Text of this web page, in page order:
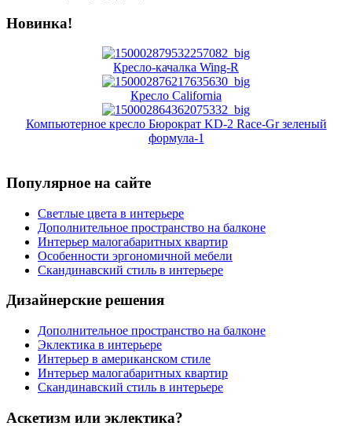
Новинка!
Кресло-качалка Wing-R
Кресло California
Компьютерное кресло Бюрократ KD-2 Race-Gr зеленый
формула-1
Популярное на сайте
Светлые цвета в интерьере
Дополнительное пространство на балконе
Интерьер малогабаритных квартир
Особенности эргономичной мебели
Скандинавский стиль в интерьере
Дизайнерские решения
Дополнительное пространство на балконе
Эклектика в интерьере
Интерьер в американском стиле
Интерьер малогабаритных квартир
Скандинавский стиль в интерьере
Аскетизм или эклектика?